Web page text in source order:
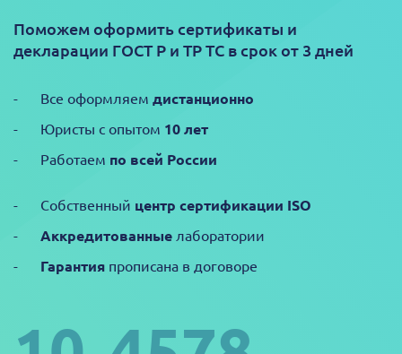
Поможем оформить сертификаты и
декларации ГОСТ Р и ТР ТС в срок от 3 дней
Все оформляем дистанционно
Юристы с опытом 10 лет
Работаем по всей России
Собственный центр сертификации ISO
Аккредитованные лаборатории
Гарантия прописана в договоре